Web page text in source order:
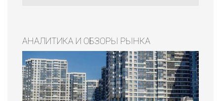
АНАЛИТИКА И ОБЗОРЫ РЫНКА